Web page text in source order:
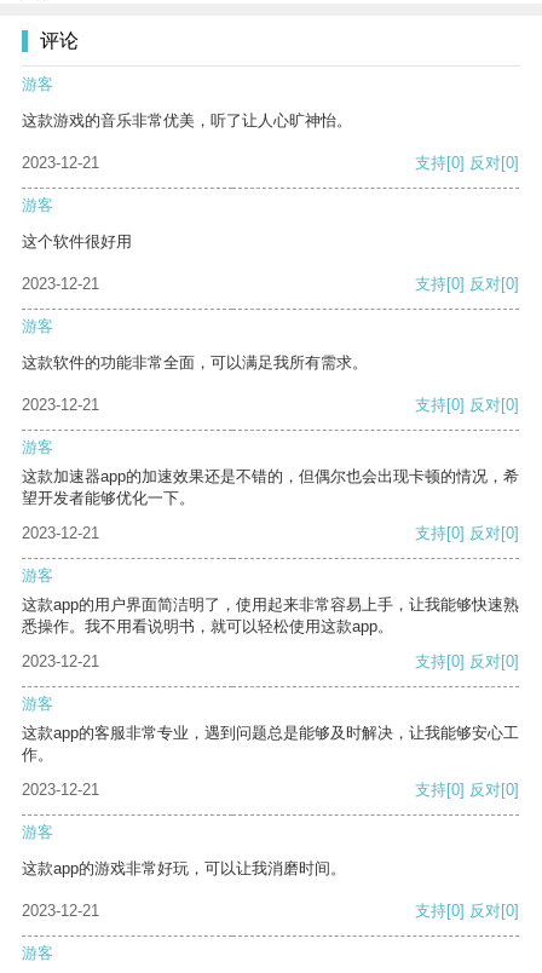
评论
游客
这款游戏的音乐非常优美，听了让人心旷神怡。
2023-12-21 支持[0] 反对[0]
游客
这个软件很好用
2023-12-21 支持[0] 反对[0]
游客
这款软件的功能非常全面，可以满足我所有需求。
2023-12-21 支持[0] 反对[0]
游客
这款加速器app的加速效果还是不错的，但偶尔也会出现卡顿的情况，希
望开发者能够优化一下。
2023-12-21
支持[0] 反对[0]
游客
这款app的用户界面简洁明了，使用起来非常容易上手，让我能够快速熟
悉操作。我不用看说明书，就可以轻松使用这款app。
2023-12-21
支持[0] 反对[0]
游客
这款app的客服非常专业，遇到问题总是能够及时解决，让我能够安心工
作。
2023-12-21
支持[0] 反对[0]
游客
这款app的游戏非常好玩，可以让我消磨时间。
2023-12-21 支持[0] 反对[0]
游客